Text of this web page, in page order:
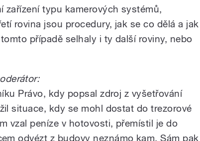
zařízení typu kamerových systémů,
rovina jsou procedury, jak se co dělá a jak
případě selhaly i ty další roviny, nebo
Právo, kdy popsal zdroj z vyšetřování
situace, kdy se mohl dostat do trezorové
vzal peníze v hotovosti, přemístil je do
odvézt z budovy neznámo kam. Sám pak